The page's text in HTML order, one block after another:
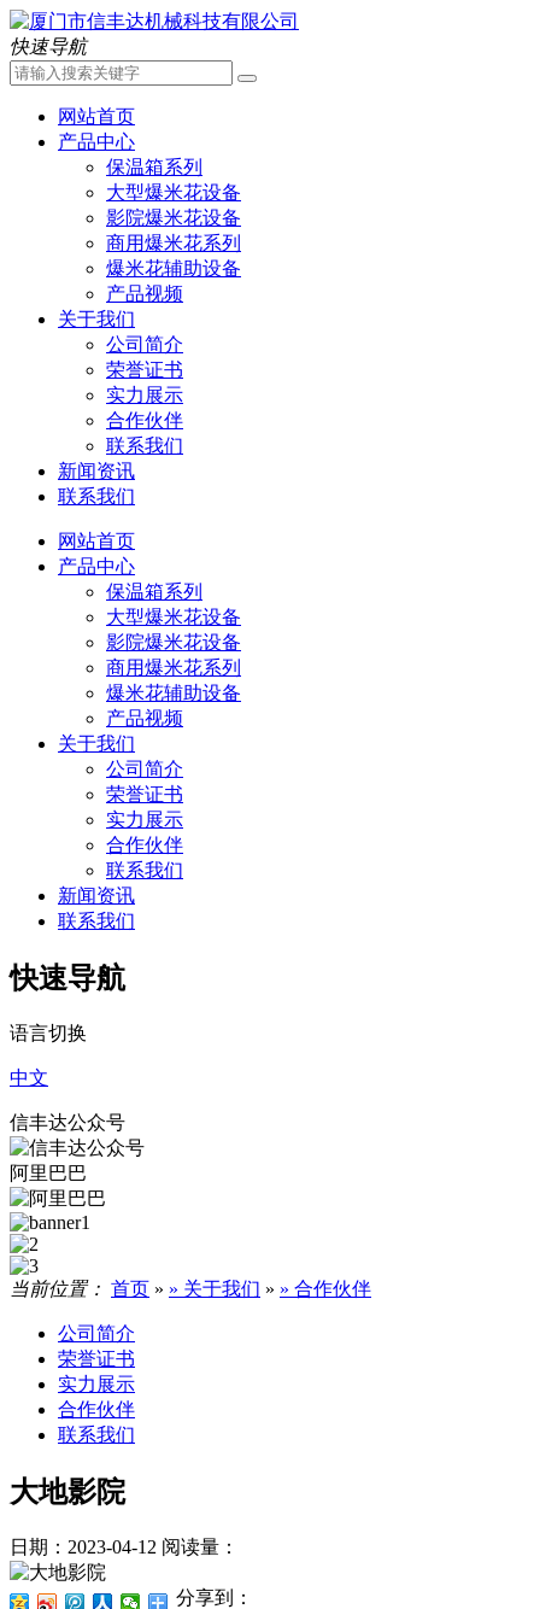
快速导航
网站首页
产品中心
保温箱系列
大型爆米花设备
影院爆米花设备
商用爆米花系列
爆米花辅助设备
产品视频
关于我们
公司简介
荣誉证书
实力展示
合作伙伴
联系我们
新闻资讯
联系我们
网站首页
产品中心
保温箱系列
大型爆米花设备
影院爆米花设备
商用爆米花系列
爆米花辅助设备
产品视频
关于我们
公司简介
荣誉证书
实力展示
合作伙伴
联系我们
新闻资讯
联系我们
快速导航
语言切换
中文
信丰达公众号
阿里巴巴
当前位置： 首页 » » 关于我们 » » 合作伙伴
公司简介
荣誉证书
实力展示
合作伙伴
联系我们
大地影院
日期：2023-04-12 阅读量：
分享到：